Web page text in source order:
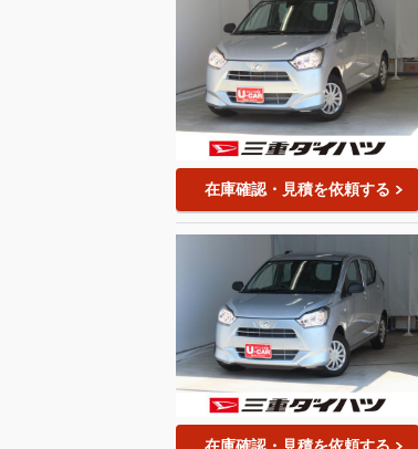
在庫確認・見積を依頼する